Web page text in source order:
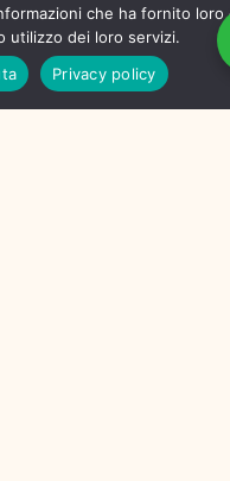
che ha fornito loro
utilizzo dei loro servizi.
Privacy policy